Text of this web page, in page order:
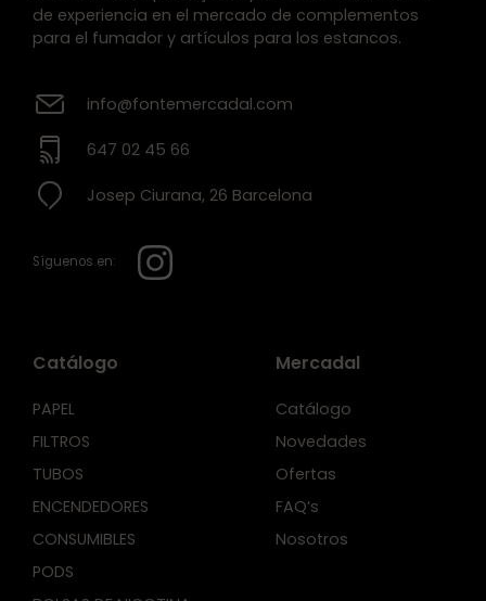
de experiencia en el mercado de complementos
para el fumador y artículos para los estancos.
info@fontemercadal.com
647 02 45 66
Josep Ciurana, 26 Barcelona
Síguenos en:
Catálogo
PAPEL
FILTROS
TUBOS
ENCENDEDORES
CONSUMIBLES
PODS
Mercadal
Catálogo
Novedades
Ofertas
FAQ’s
Nosotros